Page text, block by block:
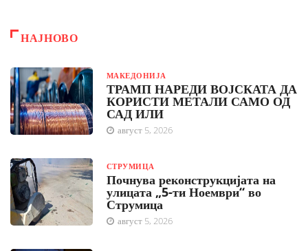
НАЈНОВО
МАКЕДОНИЈА
ТРАМП НАРЕДИ ВОЈСКАТА ДА
КОРИСТИ МЕТАЛИ САМО ОД
САД ИЛИ
август 5, 2026
СТРУМИЦА
Почнува реконструкцијата на
улицата „5-ти Ноември“ во
Струмица
август 5, 2026